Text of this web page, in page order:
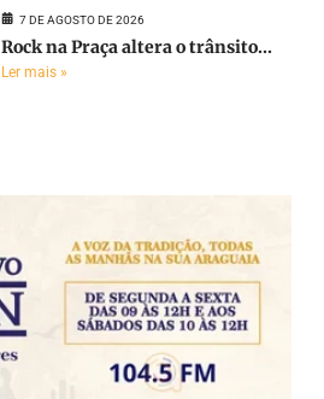
7 DE AGOSTO DE 2026
Rock na Praça altera o trânsito...
Ler mais »